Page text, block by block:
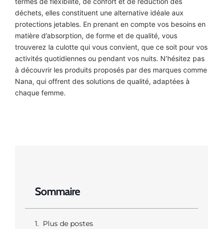
Sommaire
Plus de postes
déchets, elles constituent une alternative idéale aux
protections jetables. En prenant en compte vos besoins en
matière d’absorption, de forme et de qualité, vous
trouverez la culotte qui vous convient, que ce soit pour vos
activités quotidiennes ou pendant vos nuits. N’hésitez pas
à découvrir les produits proposés par des marques comme
Nana, qui offrent des solutions de qualité, adaptées à
chaque femme.